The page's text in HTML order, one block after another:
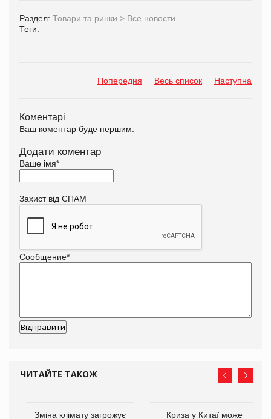
Раздел: Товари та ринки > Все новости
Теги:
Попередня Весь список Наступна
Коментарі
Ваш коментар буде першим.
Додати коментар
Ваше імя*
Захист від СПАМ
Сообщение*
ЧИТАЙТЕ ТАКОЖ
Зміна клімату загрожує Криза у Китаї може